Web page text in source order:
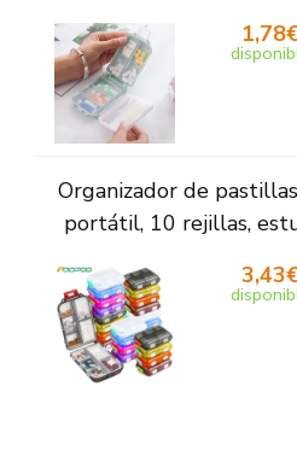
Organizador de
portátil, 10 rejillas,